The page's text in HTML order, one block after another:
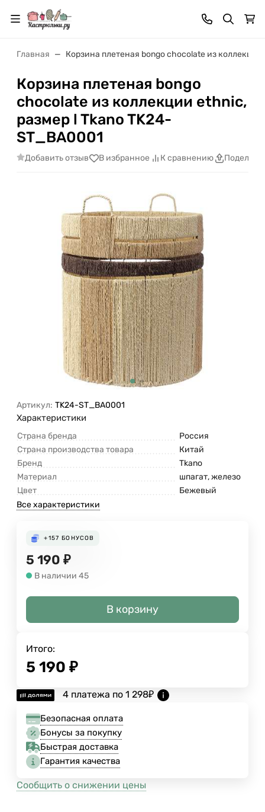
Главная Корзина плетеная bongo chocolate из
Корзина плетеная bongo
chocolate из коллекции ethnic,
размер l Tkano TK24-
ST_BA0001
Добавить отзыв В избранное К сравнению
Артикул: TK24-ST_BA0001
Характеристики
Страна бренда
Россия
Страна производства товара
Китай
Бренд
Tkano
Материал
шпагат, железо
Цвет
Бежевый
Все характеристики
+157 БОНУСОВ
5 190 ₽
В наличии 45
В корзину
Итого:
5 190 ₽
4 платежа по 1 298₽
Безопасная оплата
Бонусы за покупку
Быстрая доставка
Гарантия качества
Сообщить о снижении цены